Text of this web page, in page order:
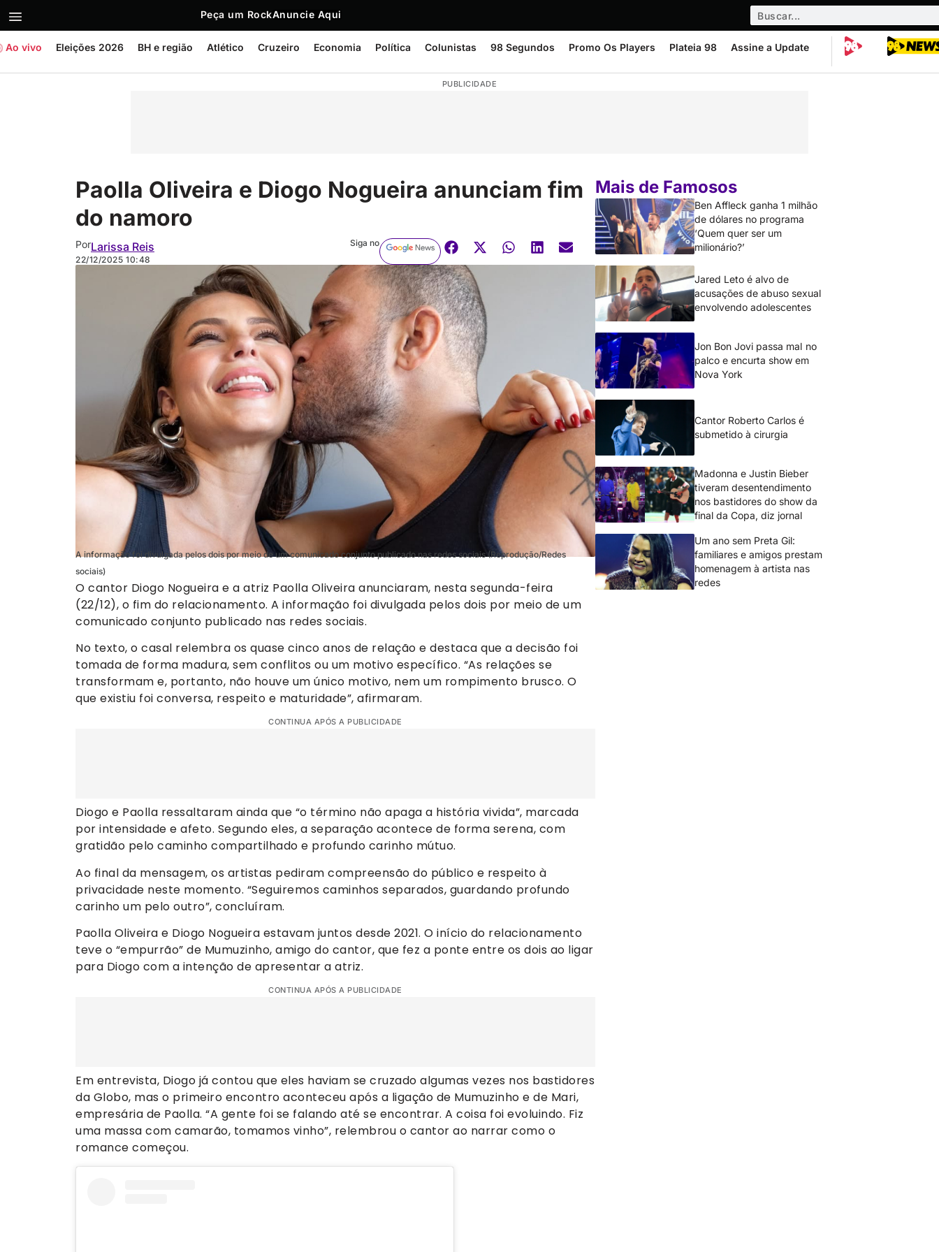
Peça um RockAnuncie Aqui
Ao vivo Eleições 2026 BH e região Atlético Cruzeiro Economia Política Colunistas 98 Segundos Promo Os Players Plateia 98 Assine a Update
PUBLICIDADE
Paolla Oliveira e Diogo Nogueira anunciam fim
do namoro
PorLarissa Reis
22/12/2025 10:48
Siga no
A informação foi divulgada pelos dois por meio de um comunicado conjunto publicado nas redes sociais (Reprodução/Redes
sociais)
O cantor Diogo Nogueira e a atriz Paolla Oliveira anunciaram, nesta segunda-feira
(22/12), o fim do relacionamento. A informação foi divulgada pelos dois por meio de um
comunicado conjunto publicado nas redes sociais.
No texto, o casal relembra os quase cinco anos de relação e destaca que a decisão foi
tomada de forma madura, sem conflitos ou um motivo específico. “As relações se
transformam e, portanto, não houve um único motivo, nem um rompimento brusco. O
que existiu foi conversa, respeito e maturidade”, afirmaram.
CONTINUA APÓS A PUBLICIDADE
Diogo e Paolla ressaltaram ainda que “o término não apaga a história vivida”, marcada
por intensidade e afeto. Segundo eles, a separação acontece de forma serena, com
gratidão pelo caminho compartilhado e profundo carinho mútuo.
Ao final da mensagem, os artistas pediram compreensão do público e respeito à
privacidade neste momento. “Seguiremos caminhos separados, guardando profundo
carinho um pelo outro”, concluíram.
Paolla Oliveira e Diogo Nogueira estavam juntos desde 2021. O início do relacionamento
teve o “empurrão” de Mumuzinho, amigo do cantor, que fez a ponte entre os dois ao ligar
para Diogo com a intenção de apresentar a atriz.
CONTINUA APÓS A PUBLICIDADE
Em entrevista, Diogo já contou que eles haviam se cruzado algumas vezes nos bastidores
da Globo, mas o primeiro encontro aconteceu após a ligação de Mumuzinho e de Mari,
empresária de Paolla. “A gente foi se falando até se encontrar. A coisa foi evoluindo. Fiz
uma massa com camarão, tomamos vinho”, relembrou o cantor ao narrar como o
romance começou.
Mais de Famosos
Ben Affleck ganha 1 milhão
de dólares no programa
‘Quem quer ser um
milionário?’
Jared Leto é alvo de
acusações de abuso sexual
envolvendo adolescentes
Jon Bon Jovi passa mal no
palco e encurta show em
Nova York
Cantor Roberto Carlos é
submetido à cirurgia
Madonna e Justin Bieber
tiveram desentendimento
nos bastidores do show da
final da Copa, diz jornal
Um ano sem Preta Gil:
familiares e amigos prestam
homenagem à artista nas
redes